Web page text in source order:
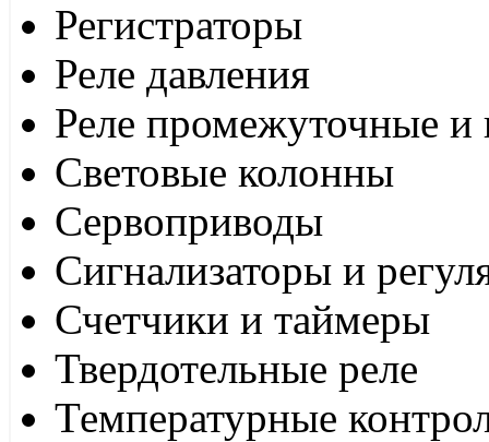
Регистраторы
Реле давления
Реле промежуточные и
Световые колонны
Сервоприводы
Сигнализаторы и
Счетчики и таймеры
Твердотельные реле
Температурные